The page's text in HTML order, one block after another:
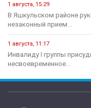
1 августа, 15:29
В Яшкульском районе
незаконный прием...
1 августа, 11:17
Инвалиду I группы
несвоевременное...